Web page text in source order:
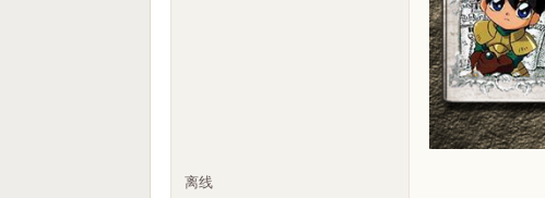
离线